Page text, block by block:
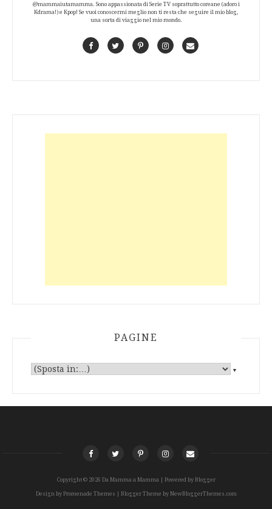
@mammaiutamamma. Sono appassionata di Serie TV soprattutto coreane (adoro i
Kdrama!) e Kpop! Se vuoi conoscermi meglio non ti resta che seguire il mio blog,
una sorta di viaggio nel mio mondo.
FacebookTwitterPinterestInstagramContact
PAGINE
▼
Copyright © 2026 Da Mamma a Mamma | Powered by Blogger
Design by Promenade Themes | Blogger Theme by NewBloggerThemes.com